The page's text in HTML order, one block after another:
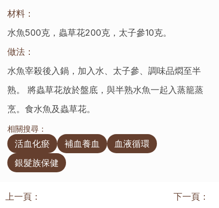
材料：
水魚500克，蟲草花200克，太子參10克。
做法：
水魚宰殺後入鍋，加入水、太子參、調味品燜至半
熟。 將蟲草花放於盤底，與半熟水魚一起入蒸籠蒸
烹。食水魚及蟲草花。
相關搜尋：
活血化瘀 補血養血
血液循環
銀髮族保健
上一頁：
下一頁：